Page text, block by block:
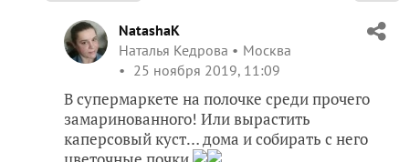
NatashaK
Наталья Кедрова
Москва
25 ноября 2019, 11:09
В супермаркете на полочке среди прочего
замаринованного! Или вырастить
каперсовый куст… дома и собирать с него